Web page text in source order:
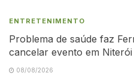
ENTRETENIMENTO
Problema de saúde faz
cancelar evento em Niterói
08/08/2026